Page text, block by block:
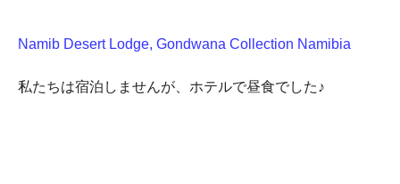
Namib Desert Lodge, Gondwana Collection Namibia
私たちは宿泊しませんが、ホテルで昼食でした♪